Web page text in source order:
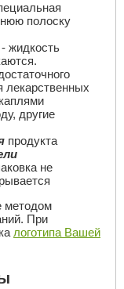
полоску
- жидкость
лекарственных
другие
продукта
не
методом
При
логотипа Вашей